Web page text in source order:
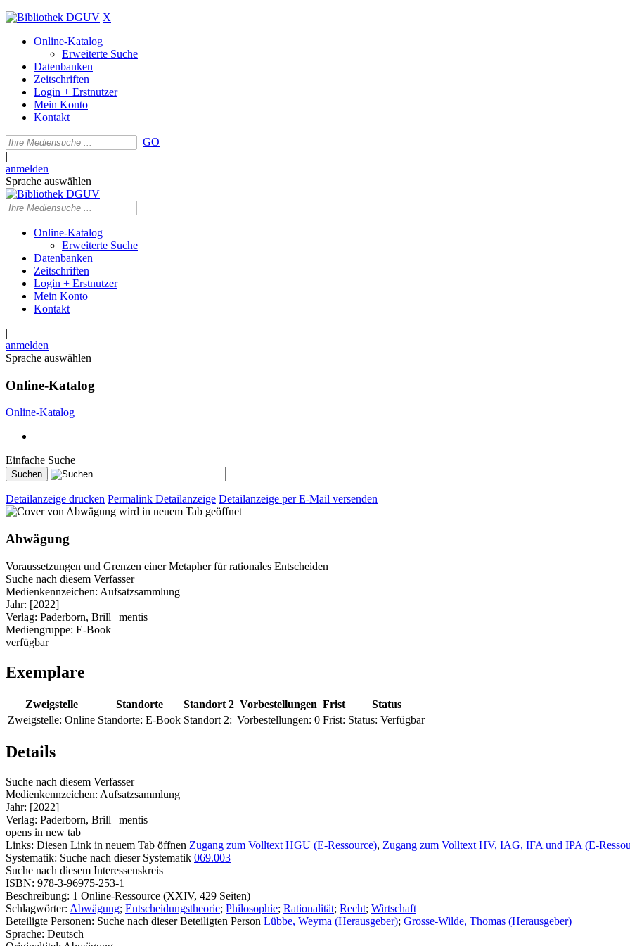
X
Online-Katalog
Erweiterte Suche
Datenbanken
Zeitschriften
Login + Erstnutzer
Mein Konto
Kontakt
GO
|
anmelden
Sprache auswählen
Online-Katalog
Erweiterte Suche
Datenbanken
Zeitschriften
Login + Erstnutzer
Mein Konto
Kontakt
|
anmelden
Sprache auswählen
Online-Katalog
Online-Katalog
Einfache Suche
Detailanzeige drucken Permalink Detailanzeige Detailanzeige per E-Mail versenden
wird in neuem Tab geöffnet
Abwägung
Voraussetzungen und Grenzen einer Metapher für rationales Entscheiden
Suche nach diesem Verfasser
Medienkennzeichen: Aufsatzsammlung
Jahr: [2022]
Verlag: Paderborn, Brill | mentis
Mediengruppe: E-Book
verfügbar
Exemplare
Zweigstelle Standorte Standort 2 Vorbestellungen Frist
Status
Zweigstelle: Online Standorte: E-Book Standort 2: Vorbestellungen: 0 Frist: Status: Verfügbar
Details
Suche nach diesem Verfasser
Medienkennzeichen: Aufsatzsammlung
Jahr: [2022]
Verlag: Paderborn, Brill | mentis
opens in new tab
Links: Diesen Link in neuem Tab öffnen Zugang zum Volltext HGU (E-Ressource), Zugang zum Volltext HV, IAG, IFA und IPA (E-
Systematik: Suche nach dieser Systematik 069.003
Suche nach diesem Interessenskreis
ISBN: 978-3-96975-253-1
Beschreibung: 1 Online-Ressource (XXIV, 429 Seiten)
Schlagwörter: Abwägung; Entscheidungstheorie; Philosophie; Rationalität; Recht; Wirtschaft
Beteiligte Personen: Suche nach dieser Beteiligten Person Lübbe, Weyma (Herausgeber); Grosse-Wilde, Thomas (Herausgeber)
Sprache: Deutsch